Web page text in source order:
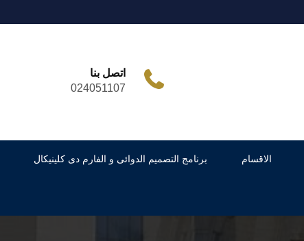
اتصل بنا
024051107
الاقسام برنامج التصميم الدوائى و الفارم دى كلينيكال